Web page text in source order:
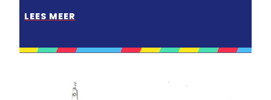
LEES MEER